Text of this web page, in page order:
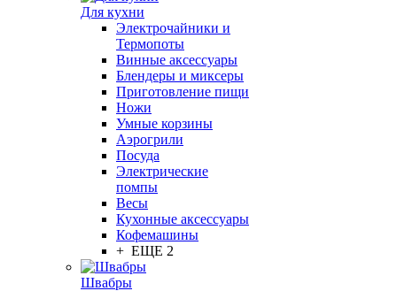
Для кухни
Электрочайники и
Термопоты
Винные аксессуары
Блендеры и миксеры
Приготовление пищи
Ножи
Умные корзины
Аэрогрили
Посуда
Электрические
помпы
Весы
Кухонные аксессуары
Кофемашины
+ ЕЩЕ 2
Швабры